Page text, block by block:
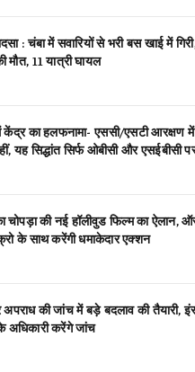
: चंबा में सवारियों से भरी बस खाई में
मौत, 11 यात्री घायल
का हलफनामा- एससी/एसटी आरक्षण में
यह सिद्धांत सिर्फ ओबीसी और एसईबीसी
चोपड़ा की नई हॉलीवुड फिल्म का ऐलान,
के साथ करेंगी धमाकेदार एक्शन
अपराध की जांच में बड़े बदलाव की तैयारी,
अधिकारी करेंगे जांच